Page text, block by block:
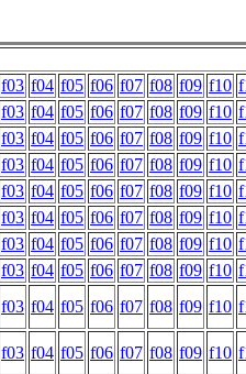
f03 f04 f05 f06 f07 f08 f09 f10
f03 f04 f05 f06 f07 f08 f09 f10
f03 f04 f05 f06 f07 f08 f09 f10
f03 f04 f05 f06 f07 f08 f09 f10
f03 f04 f05 f06 f07 f08 f09 f10
f03 f04 f05 f06 f07 f08 f09 f10
f03 f04 f05 f06 f07 f08 f09 f10
f03 f04 f05 f06 f07 f08 f09 f10
f03 f04 f05 f06 f07 f08 f09 f10
f03 f04 f05 f06 f07 f08 f09 f10